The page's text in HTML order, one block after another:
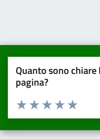
Quanto sono
pagina?
Valuta da 1 a 5 stelle la pagina
Valuta 5
Valuta 4
Valuta 3 stelle
Valuta 2 stelle su 5
Valuta una stella su 5